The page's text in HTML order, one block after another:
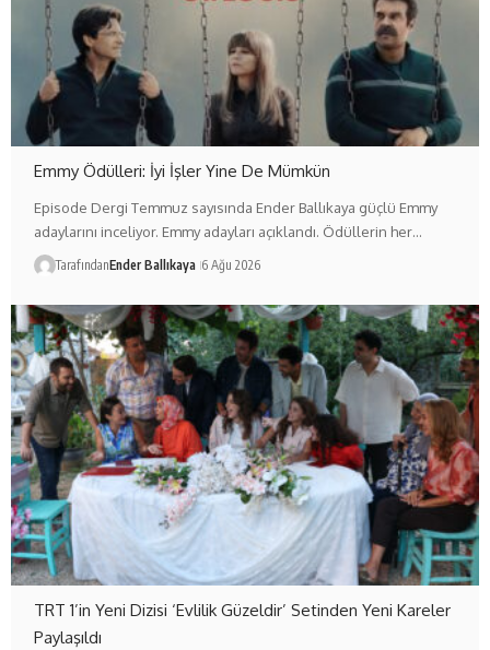
Emmy Ödülleri: İyi İşler Yine De Mümkün
Episode Dergi Temmuz sayısında Ender Ballıkaya güçlü Emmy
adaylarını inceliyor. Emmy adayları açıklandı. Ödüllerin her…
TarafındanEnder Ballıkaya 6 Ağu 2026
TRT 1’in Yeni Dizisi ‘Evlilik Güzeldir’ Setinden Yeni Kareler
Paylaşıldı